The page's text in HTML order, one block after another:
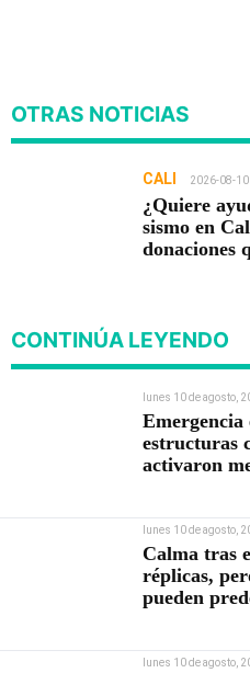
OTRAS NOTICIAS
CALI 2026-08-10
¿Quiere
sismo en
donaciones
CONTINÚA LEYENDO
lunes 10 de agosto,
estructuras
activaron
lunes 10 de agosto,
Calma tras
réplicas,
pueden
lunes 10 de agosto,